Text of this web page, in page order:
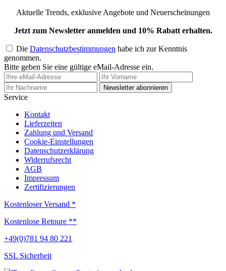
Aktuelle Trends, exklusive Angebote und Neuerscheinungen
Jetzt zum Newsletter anmelden und 10% Rabatt erhalten.
Die Datenschutzbestimmungen habe ich zur Kenntnis
genommen.
Bitte geben Sie eine gültige eMail-Adresse ein.
Newsletter abonnieren
Service
Kontakt
Lieferzeiten
Zahlung und Versand
Cookie-Einstellungen
Datenschutzerklärung
Widerrufsrecht
AGB
Impressum
Zertifizierungen
Kostenloser Versand *
Kostenlose Retoure **
+49(0)781 94 80 221
SSL Sicherheit